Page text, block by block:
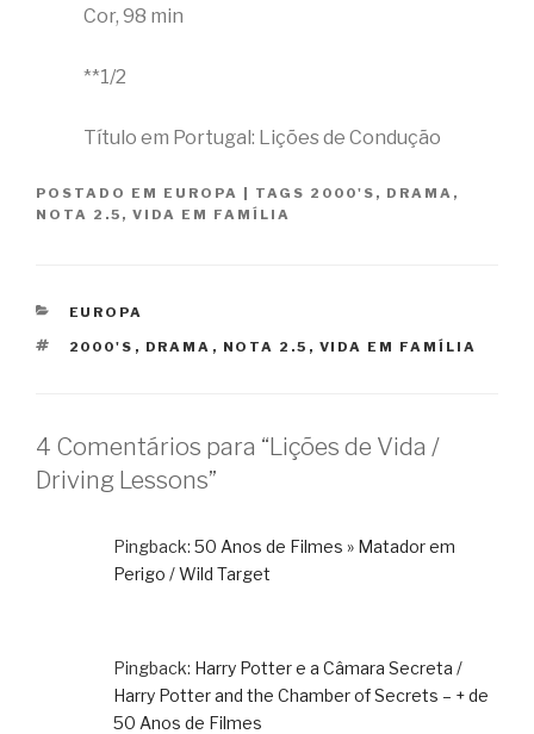
Cor, 98 min
**1/2
Título em Portugal: Lições de Condução
POSTADO EM EUROPA | TAGS 2000'S , DRAMA ,
NOTA 2.5 , VIDA EM FAMÍLIA
CATEGORIAS
EUROPA
TAGS
2000'S , DRAMA , NOTA 2.5 , VIDA EM FAMÍLIA
4 Comentários para “Lições de Vida /
Driving Lessons”
Pingback: 50 Anos de Filmes » Matador em
Perigo / Wild Target
Pingback: Harry Potter e a Câmara Secreta /
Harry Potter and the Chamber of Secrets – + de
50 Anos de Filmes